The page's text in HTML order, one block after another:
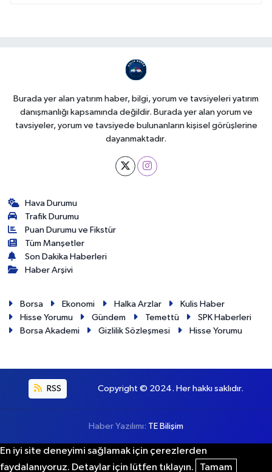
Burada yer alan yatırım haber, bilgi, yorum ve tavsiyeleri yatırım
danışmanlığı kapsamında değildir. Burada yer alan yorum ve
tavsiyeler, yorum ve tavsiyede bulunanların kişisel görüşlerine
dayanmaktadır.
Hava Durumu
Trafik Durumu
Puan Durumu ve Fikstür
Tüm Manşetler
Son Dakika Haberleri
Haber Arşivi
Borsa Ekonomi Halka Arzlar
Kulis Haber
Hisse Yorumu
Gündem Temettü
SPK Haberleri
Borsa Akademi
Gizlilik Sözleşmesi Hisse Yorumu
RSS Copyright © 2024. Her hakkı saklıdır.
Haber Yazılımı: TE Bilişim
En iyi site deneyimi sağlamak için çerezlerden
faydalanıyoruz. Detaylar için lütfen tıklayın.
Tamam